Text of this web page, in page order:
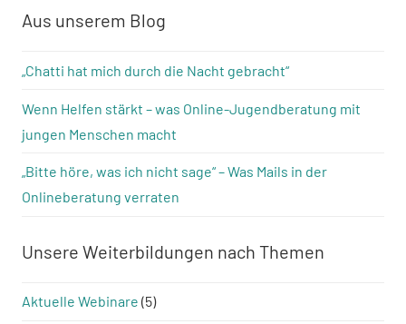
Aus unserem Blog
„Chatti hat mich durch die Nacht gebracht“
Wenn Helfen stärkt – was Online-Jugendberatung mit
jungen Menschen macht
„Bitte höre, was ich nicht sage“ – Was Mails in der
Onlineberatung verraten
Unsere Weiterbildungen nach Themen
Aktuelle Webinare (5)